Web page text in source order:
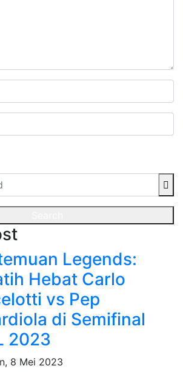
Legends:
Hebat Carlo
vs Pep
di Semifinal
2023
8 Mei 2023